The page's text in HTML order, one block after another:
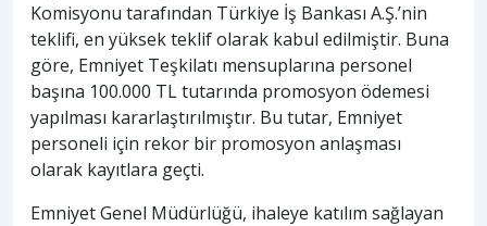
Komisyonu tarafından Türkiye İş Bankası A.Ş.’nin
teklifi, en yüksek teklif olarak kabul edilmiştir. Buna
göre, Emniyet Teşkilatı mensuplarına personel
başına 100.000 TL tutarında promosyon ödemesi
yapılması kararlaştırılmıştır. Bu tutar, Emniyet
personeli için rekor bir promosyon anlaşması
olarak kayıtlara geçti.
Emniyet Genel Müdürlüğü, ihaleye katılım sağlayan